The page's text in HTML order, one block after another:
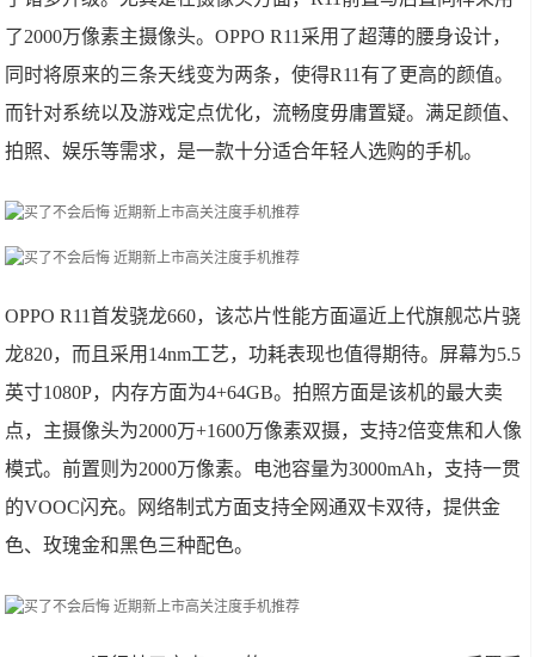
了2000万像素主摄像头。OPPO R11采用了超薄的腰身设计，
同时将原来的三条天线变为两条，使得R11有了更高的颜值。
而针对系统以及游戏定点优化，流畅度毋庸置疑。满足颜值、
拍照、娱乐等需求，是一款十分适合年轻人选购的手机。
OPPO R11首发骁龙660，该芯片性能方面逼近上代旗舰芯片骁
龙820，而且采用14nm工艺，功耗表现也值得期待。屏幕为5.5
英寸1080P，内存方面为4+64GB。拍照方面是该机的最大卖
点，主摄像头为2000万+1600万像素双摄，支持2倍变焦和人像
模式。前置则为2000万像素。电池容量为3000mAh，支持一贯
的VOOC闪充。网络制式方面支持全网通双卡双待，提供金
色、玫瑰金和黑色三种配色。